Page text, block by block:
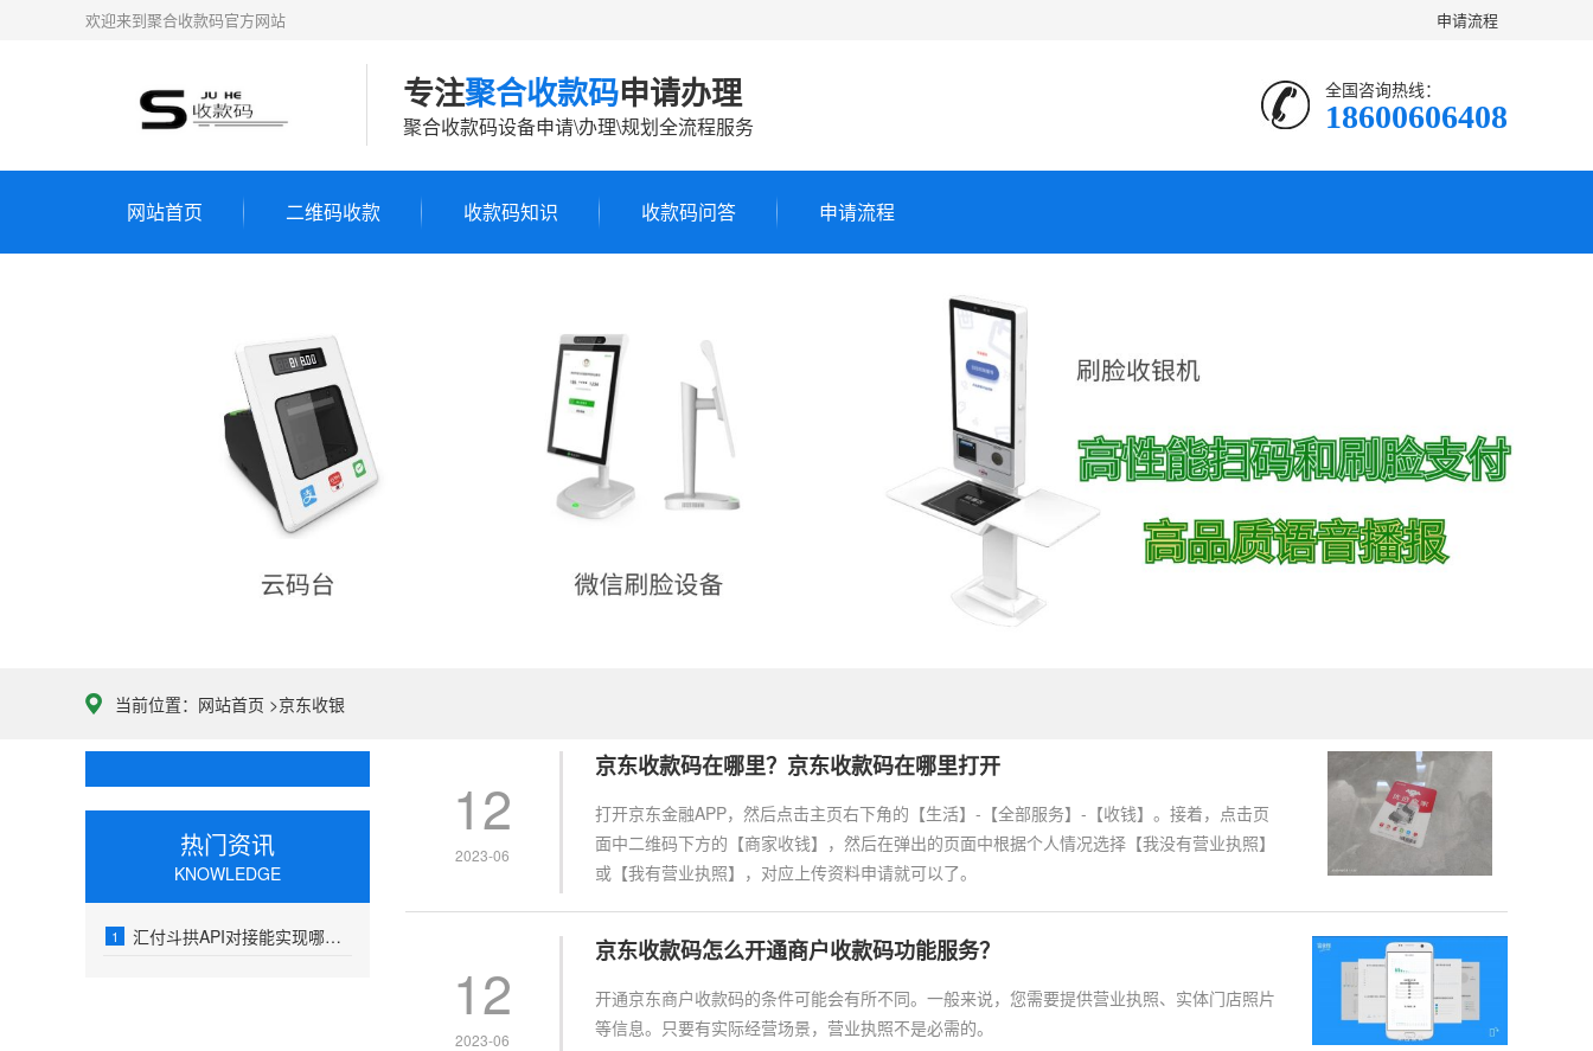
申请流程
欢迎来到聚合收款码官方网站
专注聚合收款码申请办理
聚合收款码设备申请\办理\规划全流程服务
全国咨询热线：
18600606408
网站首页 二维码收款 收款码知识 收款码问答 申请流程
当前位置： 网站首页 >京东收银
热门资讯
KNOWLEDGE
1 汇付斗拱API对接能实现哪些功能？适用哪些收款场景？
12
2023-06
京东收款码在哪里？京东收款码在哪里打开
打开京东金融APP，然后点击主页右下角的【生活】-【全部服务】-【收钱】。接着，点击页
面中二维码下方的【商家收钱】，然后在弹出的页面中根据个人情况选择【我没有营业执照】
或【我有营业执照】，对应上传资料申请就可以了。
12
2023-06
京东收款码怎么开通商户收款码功能服务？
开通京东商户收款码的条件可能会有所不同。一般来说，您需要提供营业执照、实体门店照片
等信息。只要有实际经营场景，营业执照不是必需的。